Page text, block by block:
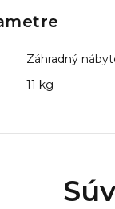
Záhradný
11 kg